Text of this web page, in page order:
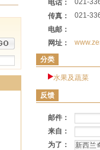
电话：
021-
传真：
021-
电邮：
网址：
分类
水果及蔬菜
反馈
邮件：
来自：
为了：